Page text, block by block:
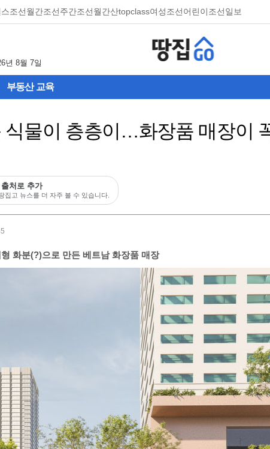
조선월간조선주간조선월간산topclass여성조선어린이조선일보
년 8월 7일
부동산 교육
식물이 층층이…화장품 매장이
처로 추가
집고 뉴스를 더 자주 볼 수 있습니다.
화분(?)으로 만든 베트남 화장품 매장